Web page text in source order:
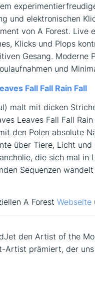
und elektronischen
von A Forest. Live
Klicks und Plops
Gesang. Moderne
und
Fall Fall Rain Fall
malt mit dicken
Leaves Fall Fall Rain
den Polen absolute
über Tiere, Licht und
die sich mal in
Sequenzen
A Forest Webseite
den Artist of the
prämiert, der